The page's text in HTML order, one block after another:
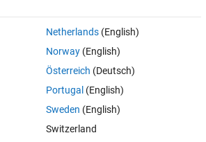
0 voti
objects to RGB colors?
image assigned to the labeled objects, and
Netherlands(English)
Norway(English)
Österreich (Deutsch)
Portugal (English)
Sweden (English)
Switzerland